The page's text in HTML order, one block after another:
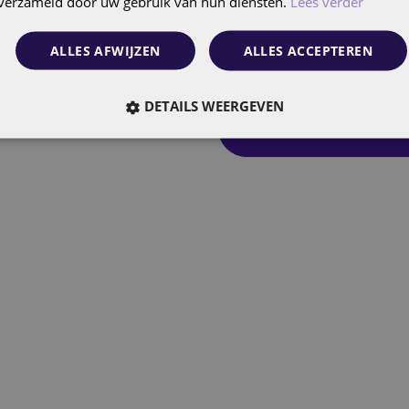
Met een AI Agent van
ALLES ACCEPTEREN
ALLES AFWIJZEN
DETAILS WEERGEVEN